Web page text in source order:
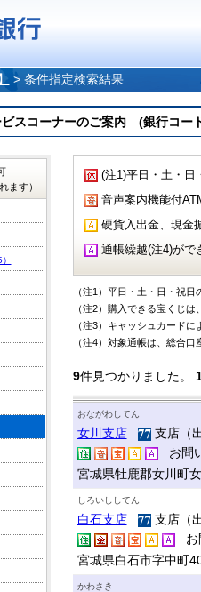
> 条件指定検索結果
ビスコーナーのご案内 (銀行コー
(注1)平日・土・日
音声案内機能付
硬貨入出金、現金
通帳繰越(注4)がで
（注1）平日・土・日・祝
（注2）購入できる宝くじ
（注3）キャッシュカード
（注4）対象通帳は、総合
9件見つかりました。
おながわしてん
女川支店
支店（
お問
宮城県牡鹿郡女川町
しろいししてん
白石支店
支店（
お
宮城県白石市字中町
かわさき
ます）